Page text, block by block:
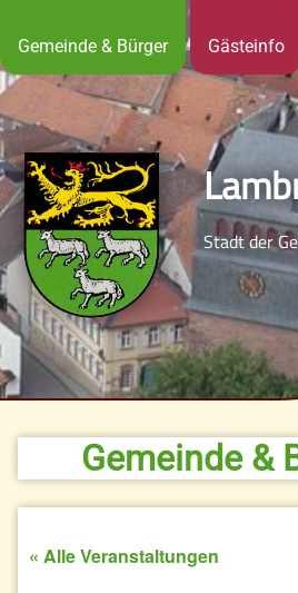
Gemeinde & Bürger Gästeinfo
Stadt der
Gemeinde &
« Alle Veranstaltungen